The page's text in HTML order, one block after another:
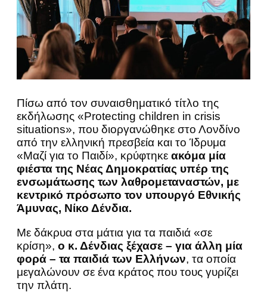
Πίσω από τον συναισθηματικό τίτλο της
εκδήλωσης «Protecting children in crisis
situations», που διοργανώθηκε στο Λονδίνο
από την ελληνική πρεσβεία και το Ίδρυμα
«Μαζί για το Παιδί», κρύφτηκε ακόμα μία
φιέστα της Νέας Δημοκρατίας υπέρ της
ενσωμάτωσης των λαθρομεταναστών, με
κεντρικό πρόσωπο τον υπουργό Εθνικής
Άμυνας, Νίκο Δένδια.
Με δάκρυα στα μάτια για τα παιδιά «σε
κρίση», ο κ. Δένδιας ξέχασε – για άλλη μία
φορά – τα παιδιά των Ελλήνων, τα οποία
μεγαλώνουν σε ένα κράτος που τους γυρίζει
την πλάτη.